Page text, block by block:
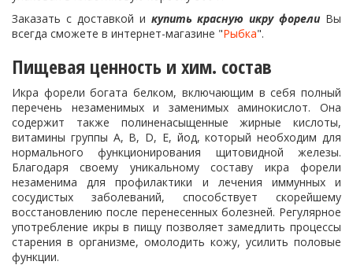
Заказать с доставкой и купить красную икру форелиВы
всегда сможете в интернет-магазине "Рыбка".
Пищевая ценность и хим. состав
Икра форели богата белком, включающим в себя полный
перечень незаменимых и заменимых аминокислот. Она
содержит также полиненасыщенные жирные кислоты,
витамины группы А, B, D, E, йод, который необходим для
нормального функционирования щитовидной железы.
Благодаря своему уникальному составу икра форели
незаменима для профилактики и лечения иммунных и
сосудистых заболеваний, способствует скорейшему
восстановлению после перенесенных болезней. Регулярное
употребление икры в пищу позволяет замедлить процессы
старения в организме, омолодить кожу, усилить половые
функции.